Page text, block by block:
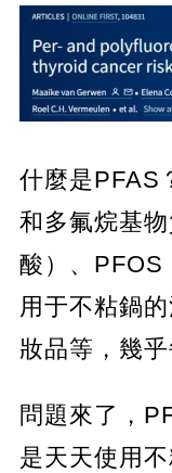
什麼是PFAS
和多氟烷基
酸）、PFOS
用于不粘鍋
妝品等，幾乎
問題來了，
是天天使用